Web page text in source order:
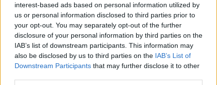
interest-based ads based on personal information utilized by
us or personal information disclosed to third parties prior to
your opt-out. You may separately opt-out of the further
disclosure of your personal information by third parties on the
IAB’s list of downstream participants. This information may
also be disclosed by us to third parties on the IAB’s List of
Downstream Participants that may further disclose it to other
categoría.
El nuevo jugador del San Bartolomé cuenta con
experiencia en distintos equipos del fútbol nacional.
Su etapa en España comenzó en la campaña
2021/22 en el CD San Fernando, de la Autonómica